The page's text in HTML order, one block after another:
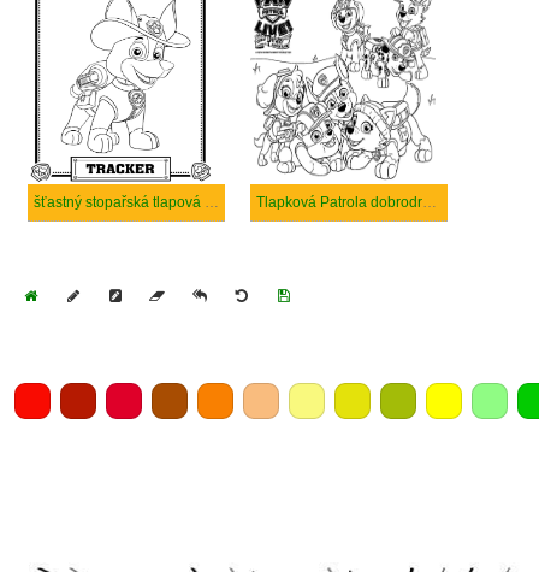
šťastný stopařská tlapová hlídka Tlapková Patrola dobrodružství